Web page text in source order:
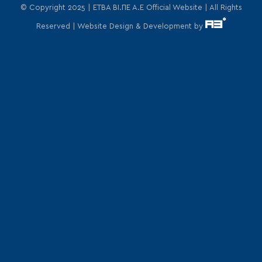
© Copyright 2025 | ΕΤΒΑ ΒΙ.ΠΕ Α.Ε Official Website | All Rights
Reserved | Website Design & Development by